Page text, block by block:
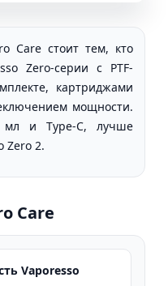
Care стоит тем, кто
Zero-серии с PTF-
картриджами
мощности.
и Type-C, лучше
Zero 2.
Care
Vaporesso